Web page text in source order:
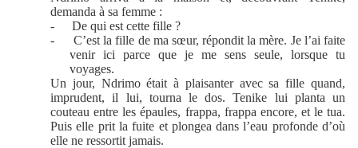
demanda à sa femme :
-
De qui est cette fille ?
-
C’est la fille de ma sœur, répondit la mère. Je l’ai faite
venir ici parce que je me sens seule, lorsque tu
voyages.
Un jour, Ndrimo était à plaisanter avec sa fille quand,
imprudent, il lui, tourna le dos. Tenike lui planta un
couteau entre les épaules, frappa, frappa encore, et le tua.
Puis elle prit la fuite et plongea dans l’eau profonde d’où
elle ne ressortit jamais.